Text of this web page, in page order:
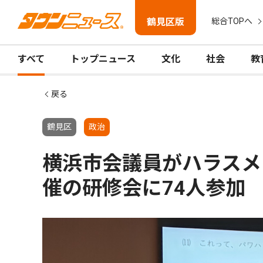
鶴見区版 総合TOPへ
すべて トップニュース 文化 社会 教
戻る
鶴見区 政治
横浜市会議員がハラス
催の研修会に74人参加